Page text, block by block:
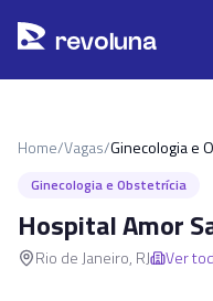
revoluna
Home/Vagas/Ginecologia e
Ginecologia e Obstetrícia
Hospital Amor
Rio de Janeiro, RJ Ver